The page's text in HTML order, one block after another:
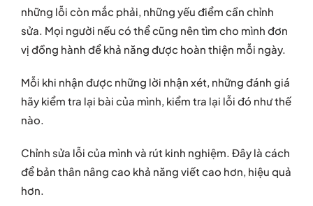
những lỗi còn mắc phải, những yếu điểm cần chỉnh
sửa. Mọi người nếu có thể cũng nên tìm cho mình đơn
vị đồng hành để khả năng được hoàn thiện mỗi ngày.
Mỗi khi nhận được những lời nhận xét, những đánh giá
hãy kiểm tra lại bài của mình, kiểm tra lại lỗi đó như thế
nào.
Chỉnh sửa lỗi của mình và rút kinh nghiệm. Đây là cách
để bản thân nâng cao khả năng viết cao hơn, hiệu quả
hơn.